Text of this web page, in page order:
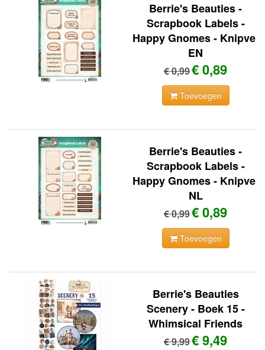
Berrie's Beauties -
Scrapbook Labels -
Happy Gnomes - Knipvel
EN
€ 0,99€ 0,89
Toevoegen
Berrie's Beauties -
Scrapbook Labels -
Happy Gnomes - Knipvel
NL
€ 0,99€ 0,89
Toevoegen
Berrie's Beauties
Scenery - Boek 15 -
Whimsical Friends
€ 9,99€ 9,49